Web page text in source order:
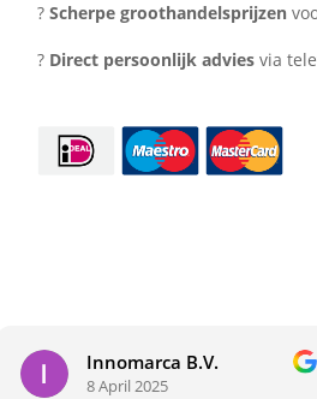
?Scherpe groothandelsprijzen
? Direct persoonlijk advies via
Innomarca B.V.
8 April 2025